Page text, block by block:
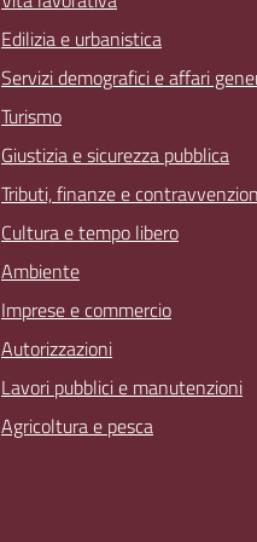
Edilizia e urbanistica
Servizi demografici e affari
Turismo
Giustizia e sicurezza pubblica
Tributi, finanze e
Cultura e tempo libero
Ambiente
Imprese e commercio
Autorizzazioni
Lavori pubblici e manutenzioni
Agricoltura e pesca